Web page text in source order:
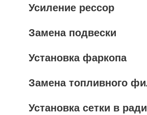
Усиление рессор
Замена подвески
Установка фаркопа
Замена топливного
Установка сетки в